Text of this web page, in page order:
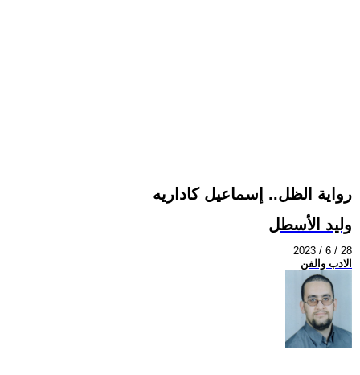
رواية الظل.. إسماعيل كاداريه
وليد الأسطل
2023 / 6 / 28
الادب والفن